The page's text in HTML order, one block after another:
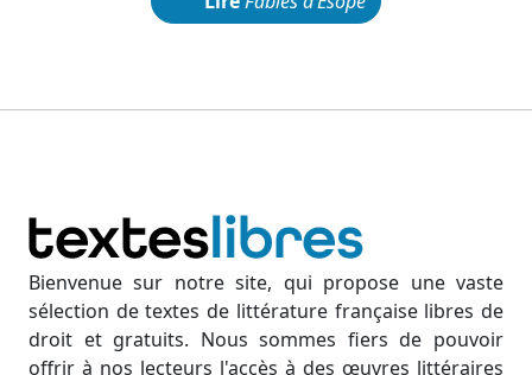
Bienvenue sur notre site, qui propose une vaste
sélection de textes de littérature française libres de
droit et gratuits. Nous sommes fiers de pouvoir
offrir à nos lecteurs l'accès à des œuvres littéraires